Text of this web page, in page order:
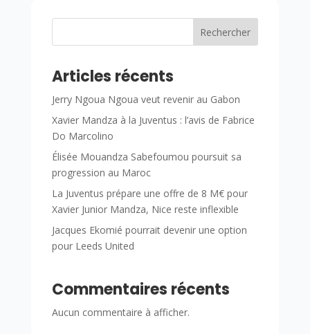
Rechercher
Articles récents
Jerry Ngoua Ngoua veut revenir au Gabon
Xavier Mandza à la Juventus : l’avis de Fabrice
Do Marcolino
Élisée Mouandza Sabefoumou poursuit sa
progression au Maroc
La Juventus prépare une offre de 8 M€ pour
Xavier Junior Mandza, Nice reste inflexible
Jacques Ekomié pourrait devenir une option
pour Leeds United
Commentaires récents
Aucun commentaire à afficher.